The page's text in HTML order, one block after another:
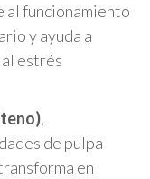
al funcionamiento
y ayuda a
estrés
,
de pulpa
en